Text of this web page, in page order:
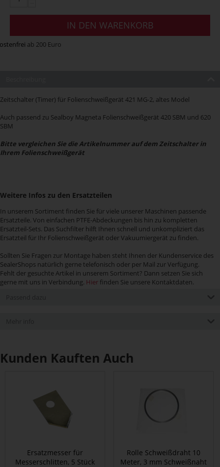
IN DEN WARENKORB
ab 200 Euro
Zeitschalter (Timer) für Folienschweißgerät 421 MG-2, altes Model
Auch passend zu Sealboy Magneta Folienschweißgerät 420 SBM und 620
SBM
Bitte vergleichen Sie die Artikelnummer auf dem Zeitschalter in
Ihrem Folienschweißgerät
Weitere Infos zu den Ersatzteilen
In unserem Sortiment finden Sie für viele unserer Maschinen passende
Ersatzteile. Von einfachen PTFE-Abdeckungen bis hin zu kompletten
Ersatzteil-Sets. Das Suchfilter hilft Ihnen schnell und unkompliziert das
Ersatzteil für Ihr Folienschweißgerät oder Vakuumiergerät zu finden.
Sollten Sie Fragen zur Montage haben steht Ihnen der Kundenservice des
SealerShops natürlich gerne telefonisch oder per Mail zur Verfügung.
Fehlt der gesuchte Artikel in unserem Sortiment? Dann setzen Sie sich
gerne mit uns in Verbindung. Hier finden Sie unsere Kontaktdaten.
Kunden Kauften Auch
Ersatzmesser für
Messerschlitten, 5 Stück
Rolle Schweißdraht 10
Meter, 3 mm Schweißnaht